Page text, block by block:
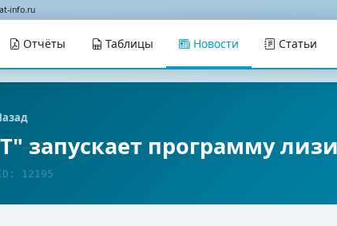
info.ru
Отчёты Таблицы Новости Статьи
запускает программу
12195